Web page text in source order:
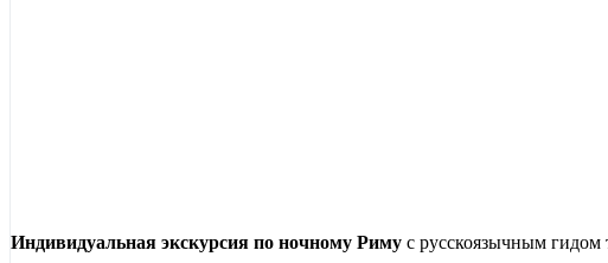
Индивидуальная экскурсия по ночному Риму с русскоязычным гидом